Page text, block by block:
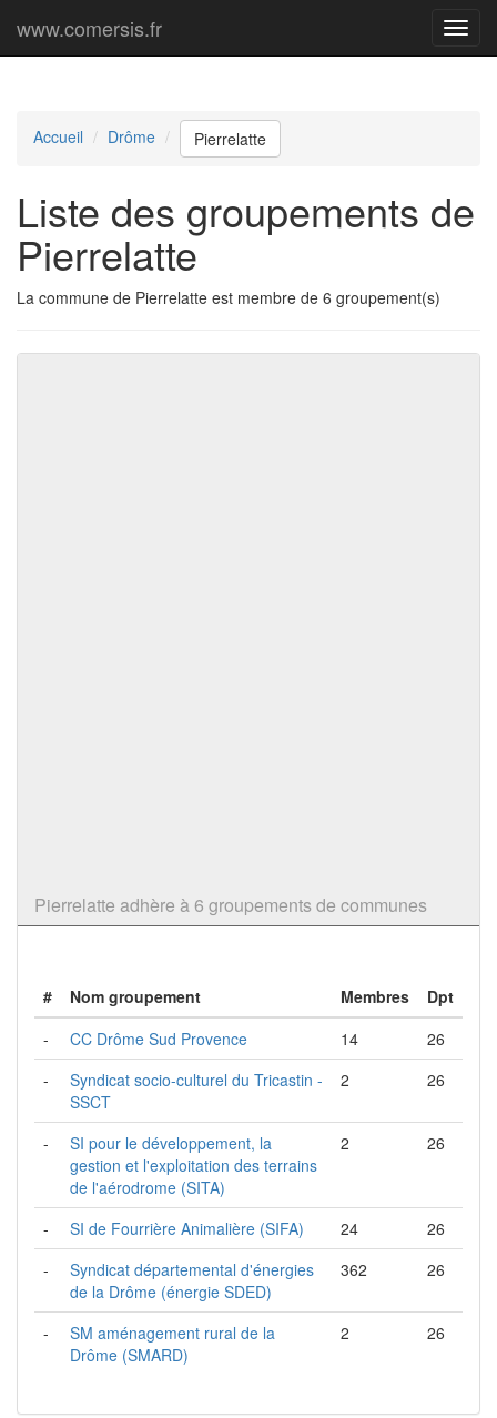
Menu
www.comersis.fr
Accueil Drôme Pierrelatte
Liste des groupements de
Pierrelatte
La commune de Pierrelatte est membre de 6 groupement(s)
Pierrelatte adhère à 6 groupements de communes
# Nom groupement Membres
Dpt
-
CC Drôme Sud Provence 14
26
-
Syndicat socio-culturel du Tricastin -
SSCT
2 26
-
SI pour le développement, la
gestion et l'exploitation des terrains
de l'aérodrome (SITA)
2 26
- SI de Fourrière Animalière (SIFA) 24
26
-
Syndicat départemental d'énergies
de la Drôme (énergie SDED)
362 26
-
SM aménagement rural de la
Drôme (SMARD)
2 26